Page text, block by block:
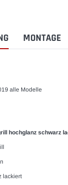
MONTAGE
alle Modelle
hochglanz schwarz
lackiert